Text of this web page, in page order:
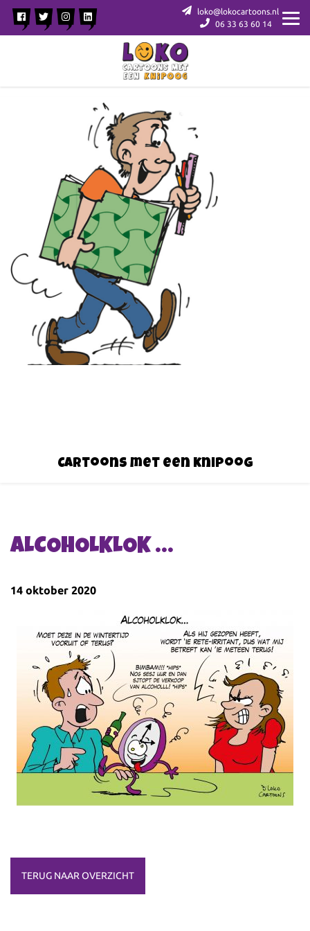
loko@lokocartoons.nl
06 33 63 60 14
Cartoons met een knipoog
ALCOHOLKLOK …
14 oktober 2020
TERUG NAAR OVERZICHT